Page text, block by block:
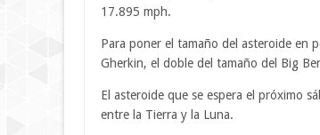
17.895 mph.
Para poner el tamaño del asteroide en
Gherkin, el doble del tamaño del Big
El asteroide que se espera el próximo
entre la Tierra y la Luna.